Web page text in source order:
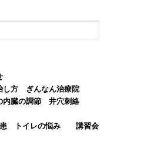
し方 ぎんなん治療院
内臓の調節 井穴刺絡
患 トイレの悩み 講習会